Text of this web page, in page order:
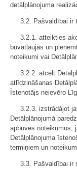
detālplānojuma
3.2. Pašvaldībai ir
3.2.1. atteikties
būvatļaujas un
noteikumi vai
3.2.2. atcelt
atlīdzināšanas
Īstenotājs neievēro
3.2.3. izstrādājot
Detālplānojumā
apbūves noteikumus,
Detālplānojuma
termiņiem un
3.3. Pašvaldībai ir